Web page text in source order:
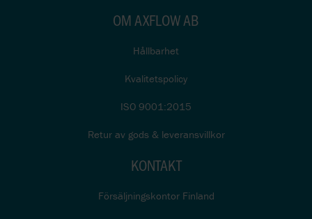
OM AXFLOW AB
Hållbarhet
Kvalitetspolicy
ISO 9001:2015
Retur av gods & leveransvillkor
KONTAKT
Försäljningskontor Finland